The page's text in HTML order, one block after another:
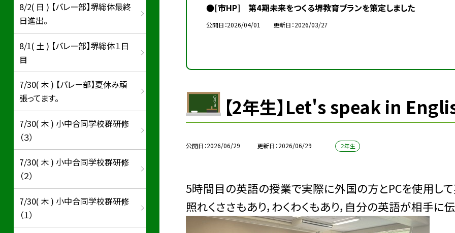
●[市HP] 第4期未来をつくる堺教育プランを策定しました
公開日 2026/04/01 更新日 2026/03/27
【2年生】Let's speak in
公開日 2026/06/29 更新日 2026/06/29 ２年生
5時間目の英語の授業で実際に外国の方とPCを使用して
照れくささもあり，わくわくもあり，自分の英語が相手に
8/2( 日 ) 【バレー部】堺総体最終
日進出。
8/1( 土 ) 【バレー部】堺総体１日
目
7/30( 木 ) 【バレー部】夏休み頑
張ってます。
7/30( 木 ) 小中合同学校群研修
（３）
7/30( 木 ) 小中合同学校群研修
（２）
7/30( 木 ) 小中合同学校群研修
（１）